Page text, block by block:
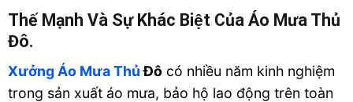
Thế Mạnh Và Sự Khác Biệt Của Áo Mưa Thủ
Đô.
Xưởng Áo Mưa ThủĐô có nhiều năm kinh nghiệm
trong sản xuất áo mưa, bảo hộ lao động trên toàn